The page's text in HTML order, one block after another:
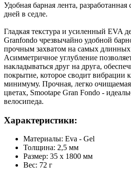
Удобная барная лента,
дней в седле.
Гладкая текстура и усиленный EVA
Granfondo чрезвычайно удобной
прочным захватом на самых
Асимметричное углубление
накладываться друг на друга,
покрытие, которое сводит вибрации
минимуму. Прочная, легко
цветах, Smootape Gran Fondo -
велосипеда.
Характеристики:
Материалы: Eva - Gel
Толщина: 2,5 мм
Размер: 35 x 1800 мм
Вес: 72 г